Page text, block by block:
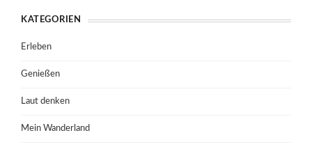
KATEGORIEN
Erleben
Genießen
Laut denken
Mein Wanderland